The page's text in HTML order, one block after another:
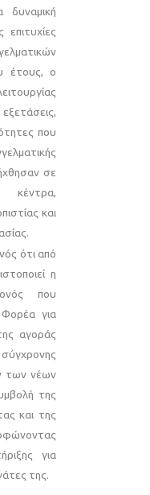
δυναμική
έτους, ο
που
σε
κέντρα,
και
ότι από
η
που
για
αγοράς
των νέων
της
και της
για
της.